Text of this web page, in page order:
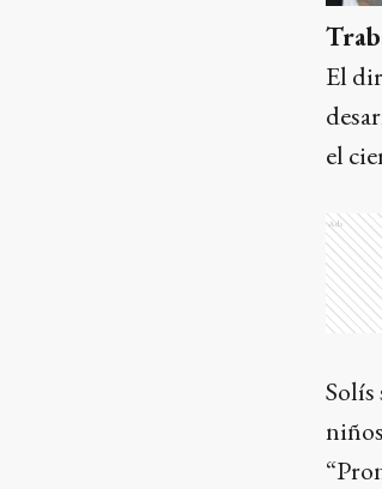
El
el
Ads